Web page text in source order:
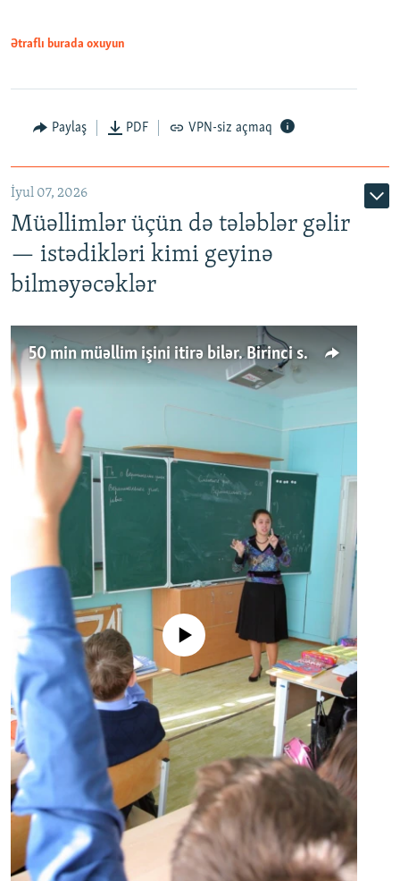
Ətraflı burada oxuyun
Paylaş PDF VPN-siz açmaq
İyul 07, 2026
Müəllimlər üçün də tələblər gəlir
— istədikləri kimi geyinə
bilməyəcəklər
50 min müəllim işini itirə bilər. Birinci sinfə gedənlər azalır
No media source currently available